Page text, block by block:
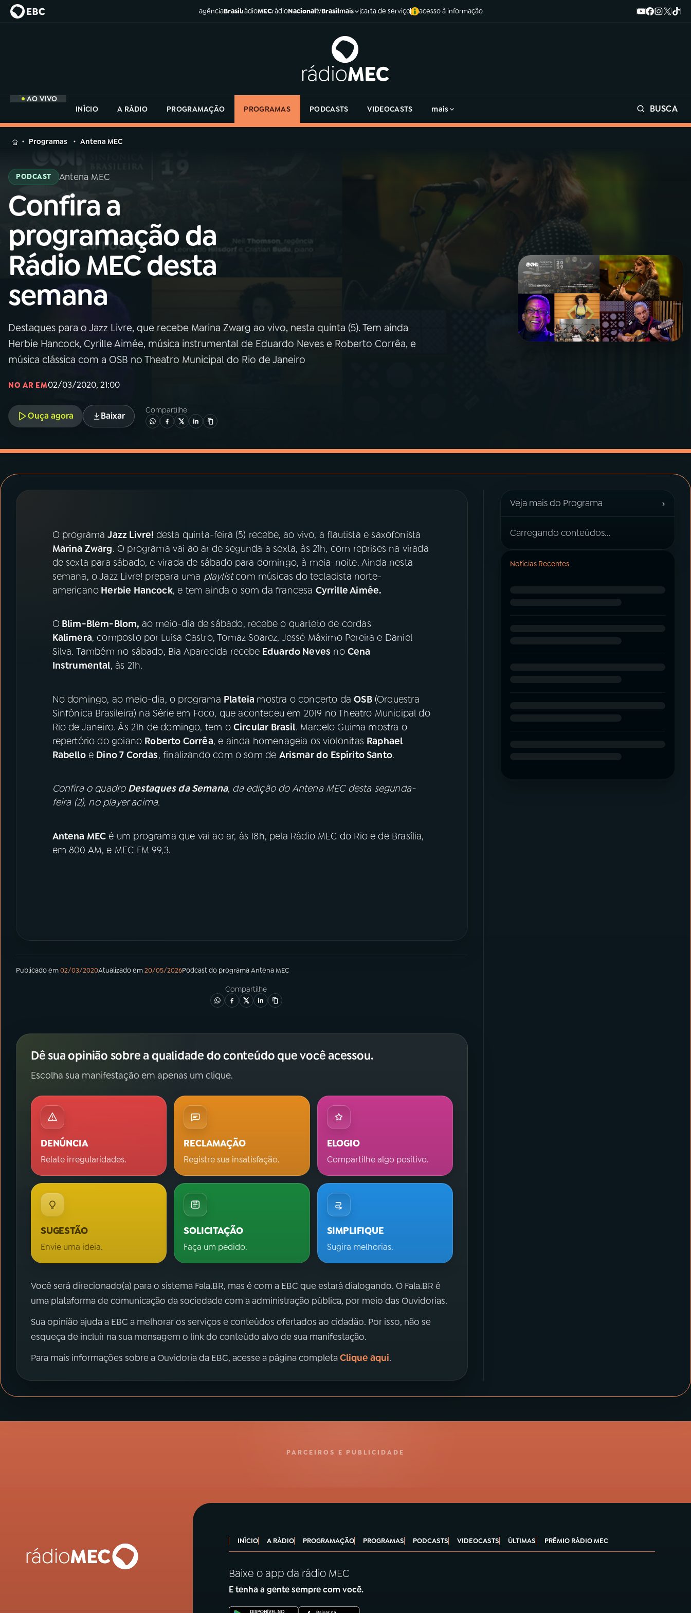
agênciaBrasilrádioMECrádioNacionaltvBrasilmais carta de serviço acesso à informação
AO VIVO
INÍCIO
A RÁDIO PROGRAMAÇÃO PROGRAMAS PODCASTS VIDEOCASTS mais BUSCA
MENU
Buscar
na
Rádio
MEC
AO VIVO
01 INÍCIO
02 A RÁDIO
03PROGRAMAÇÃO
04 PROGRAMAS
06VIDEOCASTS
ACOMPANHE A RÁDIO MEC
Facebook
Instagram X
na
Rádio
Programas Antena MEC
PODCAST Antena MEC
Confira a
programação da
Rádio MEC desta
semana
Destaques para o Jazz Livre, que recebe Marina Zwarg ao vivo, nesta quinta (5). Tem ainda
Herbie Hancock, Cyrille Aimée, música instrumental de Eduardo Neves e Roberto Corrêa, e
música clássica com a OSB no Theatro Municipal do Rio de Janeiro
NO AR EM02/03/2020, 21:00
Ouça agora Baixar
Compartilhe
O programaJazz Livre! desta quinta-feira (5) recebe, ao vivo, a flautista e saxofonista
Marina Zwarg. O programa vai ao ar de segunda a sexta, às 21h, com reprises na virada
de sexta para sábado, e virada de sábado para domingo, à meia-noite. Ainda nesta
semana, o Jazz Livre! prepara uma playlistcom músicas do tecladista norte-
americano Herbie Hancock, e tem ainda o som da francesa Cyrrille Aimée.
OBlim-Blem-Blom, ao meio-dia de sábado, recebe o quarteto de cordas
Kalimera, composto por Luísa Castro, Tomaz Soarez, Jessé Máximo Pereira e Daniel
Silva. Também no sábado, Bia Aparecida recebe Eduardo Neves no Cena
Instrumental, às 21h.
No domingo, ao meio-dia, o programa Plateia mostra o concerto daOSB(Orquestra
Sinfônica Brasileira) na Série em Foco, que aconteceu em 2019 no Theatro Municipal do
Rio de Janeiro. Ás 21h de domingo, tem o Circular Brasil. Marcelo Guima mostra o
repertório do goiano Roberto Corrêa, e ainda homenageia os violonitas Raphael
Rabelloe Dino 7 Cordas, finalizando com o som de Arismar do Espírito Santo.
Confira o quadroDestaques da Semana, da edição do Antena MEC desta segunda-
feira (2), no player acima.
Antena MEC é um programa que vai ao ar, às 18h, pela Rádio MEC do Rio e de Brasília,
em 800 AM, e MEC FM 99,3.
Publicado em02/03/2020Atualizado em20/05/2026Podcastdo programaAntena MEC
Compartilhe
Dê sua opinião sobre a qualidade do conteúdo que você acessou.
Escolha sua manifestação em apenas um clique.
DENÚNCIA
Relate irregularidades.
RECLAMAÇÃO
Registre sua insatisfação.
ELOGIO
Compartilhe algo positivo.
SUGESTÃO
Envie uma ideia.
SOLICITAÇÃO
Faça um pedido.
SIMPLIFIQUE
Sugira melhorias.
Você será direcionado(a) para o sistema Fala.BR, mas é com a EBC que estará dialogando. O Fala.BR é
uma plataforma de comunicação da sociedade com a administração pública, por meio das Ouvidorias.
Sua opinião ajuda a EBC a melhorar os serviços e conteúdos ofertados ao cidadão. Por isso, não se
esqueça de incluir na sua mensagem o link do conteúdo alvo de sua manifestação.
Para mais informações sobre a Ouvidoria da EBC, acesse a página completaClique aqui.
Veja mais do Programa ›
Carregando conteúdos...
Notícias Recentes
PARCEIROS E PUBLICIDADE
INÍCIO A RÁDIO PROGRAMAÇÃO PROGRAMAS PODCASTS VIDEOCASTS ÚLTIMAS PRÊMIO RÁDIO MEC
Baixe o app da rádio MEC
E tenha a gente sempre com você.